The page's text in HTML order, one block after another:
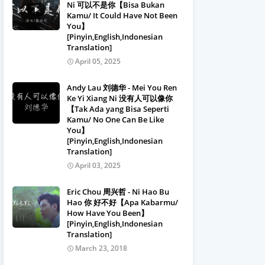
Ni 可以不是你【Bisa Bukan
Kamu/ It Could Have Not Been
You】
[Pinyin,English,Indonesian
Translation]
April 05, 2025
Andy Lau 刘德华 - Mei You Ren
Ke Yi Xiang Ni 没有人可以像你
【Tak Ada yang Bisa Seperti
Kamu/ No One Can Be Like
You】
[Pinyin,English,Indonesian
Translation]
April 03, 2025
Eric Chou 周兴哲 - Ni Hao Bu
Hao 你 好不好【Apa Kabarmu/
How Have You Been】
[Pinyin,English,Indonesian
Translation]
March 23, 2018